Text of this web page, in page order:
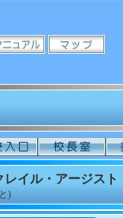
レイル・アージスト
)